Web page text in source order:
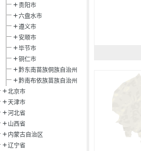
贵阳市
六盘水市
遵义市
安顺市
毕节市
铜仁市
黔东南苗族侗族自治州
黔南布依族苗族自治州
北京市
天津市
河北省
山西省
内蒙古自治区
辽宁省